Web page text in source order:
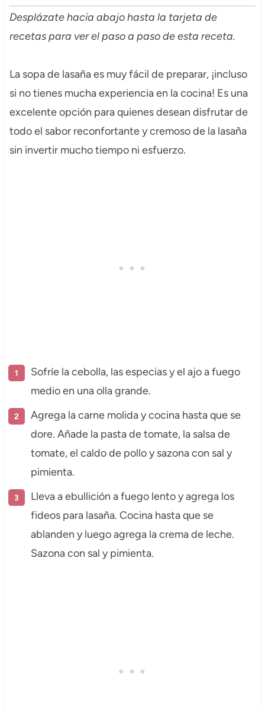
Desplázate hacia abajo hasta la tarjeta de
recetas para ver el paso a paso de esta receta.
La sopa de lasaña es muy fácil de preparar, ¡incluso
si no tienes mucha experiencia en la cocina! Es una
excelente opción para quienes desean disfrutar de
todo el sabor reconfortante y cremoso de la lasaña
sin invertir mucho tiempo ni esfuerzo.
Sofríe la cebolla, las especias y el ajo a fuego
medio en una olla grande.
Agrega la carne molida y cocina hasta que se
dore. Añade la pasta de tomate, la salsa de
tomate, el caldo de pollo y sazona con sal y
pimienta.
Lleva a ebullición a fuego lento y agrega los
fideos para lasaña. Cocina hasta que se
ablanden y luego agrega la crema de leche.
Sazona con sal y pimienta.